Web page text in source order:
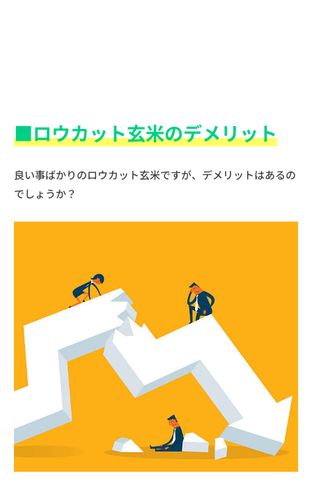
■ロウカット玄米のデメリット
良い事ばかりのロウカット玄米ですが、デメリットはあるの
でしょうか？